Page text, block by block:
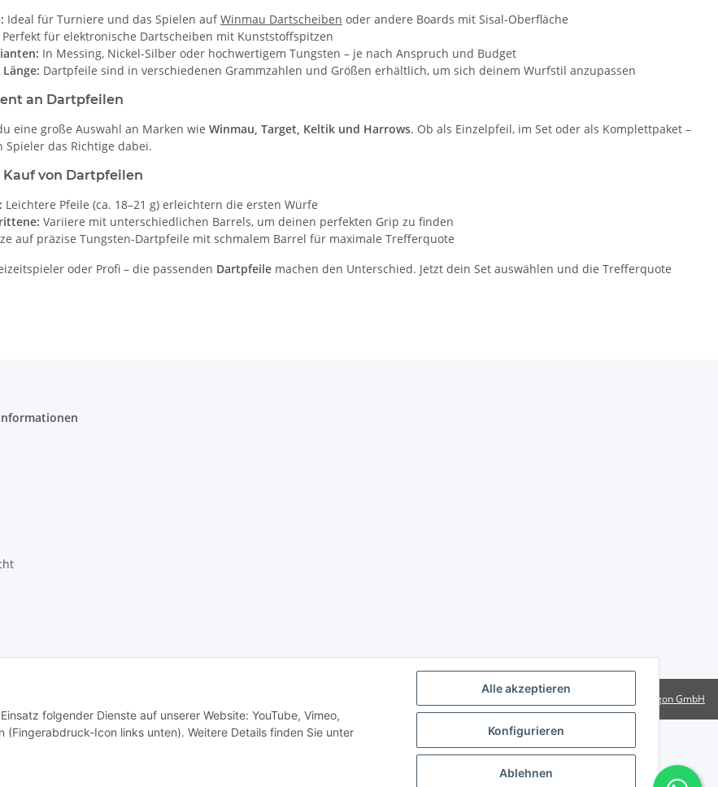
Alle akzeptieren
Konfigurieren
Ablehnen
folgender Dienste auf unserer Website: YouTube, Vimeo,
(Fingerabdruck-Icon links unten). Weitere Details finden Sie unter
Ideal für Turniere und das Spielen aufWinmau Dartscheiben oder andere Boards mit Sisal-Oberfläche
Perfekt für elektronische Dartscheiben mit Kunststoffspitzen
In Messing, Nickel-Silber oder hochwertigem Tungsten – je nach Anspruch und Budget
Dartpfeile sind in verschiedenen Grammzahlen und Größen erhältlich, um sich deinem Wurfstil anzupassen
an Dartpfeilen
eine große Auswahl an Marken wie Winmau, Target, Keltik und Harrows. Ob als Einzelpfeil, im Set oder als Komplettpaket –
das Richtige dabei.
von Dartpfeilen
Leichtere Pfeile (ca. 18–21 g) erleichtern die ersten Würfe
Variiere mit unterschiedlichen Barrels, um deinen perfekten Grip zu finden
auf präzise Tungsten-Dartpfeile mit schmalem Barrel für maximale Trefferquote
oder Profi – die passenden Dartpfeile machen den Unterschied. Jetzt dein Set auswählen und die Trefferquote
Rotragon GmbH